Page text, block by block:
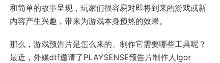
和简单的故事呈现，玩家们很容易对即将到来的游戏或新
内容产生兴趣，带来为游戏本身预热的效果。
那么，游戏预告片是怎么来的、制作它需要哪些工具呢？
最近，外媒dtf邀请了PLAYSENSE预告片制作人Igor